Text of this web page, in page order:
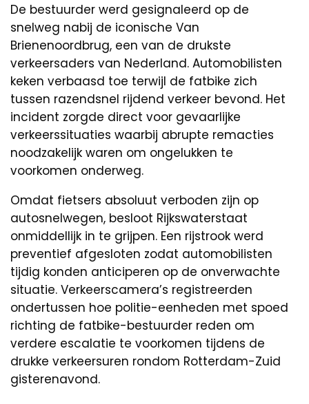
De bestuurder werd gesignaleerd op de
snelweg nabij de iconische Van
Brienenoordbrug, een van de drukste
verkeersaders van Nederland. Automobilisten
keken verbaasd toe terwijl de fatbike zich
tussen razendsnel rijdend verkeer bevond. Het
incident zorgde direct voor gevaarlijke
verkeerssituaties waarbij abrupte remacties
noodzakelijk waren om ongelukken te
voorkomen onderweg.
Omdat fietsers absoluut verboden zijn op
autosnelwegen, besloot Rijkswaterstaat
onmiddellijk in te grijpen. Een rijstrook werd
preventief afgesloten zodat automobilisten
tijdig konden anticiperen op de onverwachte
situatie. Verkeerscamera’s registreerden
ondertussen hoe politie-eenheden met spoed
richting de fatbike-bestuurder reden om
verdere escalatie te voorkomen tijdens de
drukke verkeersuren rondom Rotterdam-Zuid
gisterenavond.